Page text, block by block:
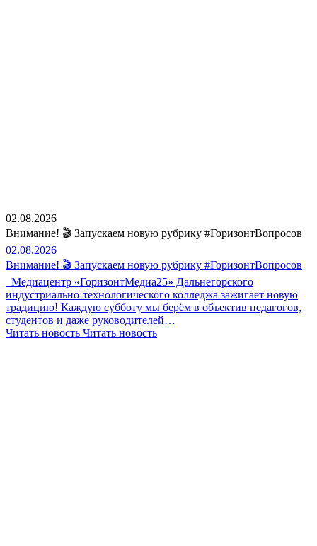
02.08.2026
Внимание! 🎬 Запускаем новую рубрику #ГоризонтВопросов
02.08.2026
Внимание! 🎬 Запускаем новую рубрику #ГоризонтВопросов
Медиацентр «ГоризонтМедиа25» Дальнегорского
индустриально-технологического колледжа зажигает новую
традицию! Каждую субботу мы берём в объектив педагогов,
студентов и даже руководителей…
Читать новость Читать новость